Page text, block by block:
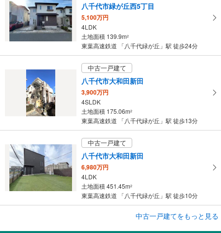
八千代市緑が丘西5丁目
5,100万円
4LDK
土地面積 139.9m2
東葉高速鉄道 「八千代緑が丘」駅 徒歩24分
中古一戸建て
八千代市大和田新田
3,900万円
4SLDK
土地面積 175.06m2
東葉高速鉄道 「八千代緑が丘」駅 徒歩13分
中古一戸建て
八千代市大和田新田
6,980万円
4LDK
土地面積 451.45m2
東葉高速鉄道 「八千代緑が丘」駅 徒歩10分
中古一戸建てをもっと見る